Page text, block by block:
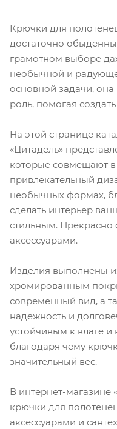
Крючки для
достаточно
грамотном выборе
необычной и
основной задачи, она
роль, помогая
На этой странице
«Цитадель»
которые совмещают в
привлекательный
необычных формах,
сделать интерьер
стильным. Прекрасно
аксессуарами.
Изделия выполнены
хромированным
современный вид, а
надежность и
устойчивым к влаге
благодаря чему
значительный вес.
В интернет-магазине
крючки для
аксессуарами и